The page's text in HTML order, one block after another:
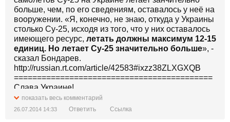
больше, чем, по его сведениям, оставалось у неё на
вооружении. «Я, конечно, не знаю, откуда у Украины
столько Су-25, исходя из того, что у них оставалось
имеющего ресурс, летать должны максимум 12-15
единиц. Но летает Су-25 значительно больше», -
сказал Бондарев.
http://russian.rt.com/article/42583#ixzz38ZLXGXQB
===========================================
Слава Украине!
показать весь комментарий
26.07.2014 14:33 Ответить Ссылка